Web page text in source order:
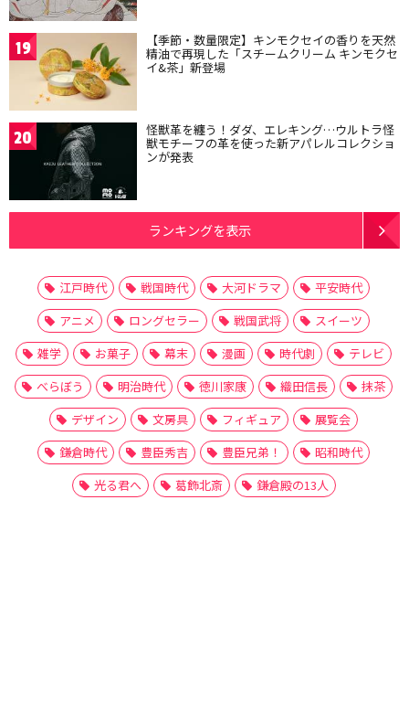
19 【季節・数量限定】キンモクセイの香りを天然
精油で再現した「スチームクリーム キンモクセ
イ&茶」新登場
20 怪獣革を纏う！ダダ、エレキング…ウルトラ怪
獣モチーフの革を使った新アパレルコレクショ
ンが発表
ランキングを表示
江戸時代 戦国時代 大河ドラマ
平安時代
アニメ
ロングセラー 戦国武将
スイーツ
雑学
お菓子 幕末 漫画 時代劇
テレビ
べらぼう
明治時代 徳川家康 織田信長
抹茶
デザイン
文房具 フィギュア
展覧会
鎌倉時代
豊臣秀吉 豊臣兄弟！
昭和時代
光る君へ
葛飾北斎 鎌倉殿の13人